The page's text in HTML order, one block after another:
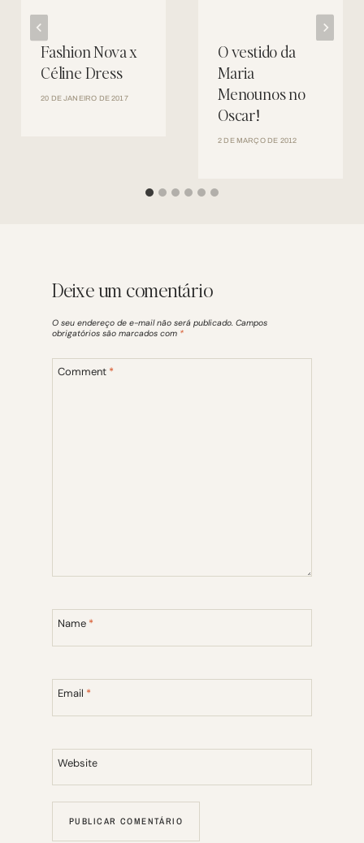
Fashion Nova x
Céline Dress
20 DE JANEIRO DE 2017
O vestido da
Maria
Menounos no
Oscar!
2 DE MARÇO DE 2012
Deixe um comentário
O seu endereço de e-mail não será publicado. Campos
obrigatórios são marcados com *
Comment *
Name *
Email *
Website